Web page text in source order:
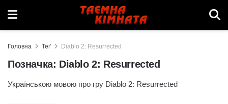
Головна Теґ Diablo 2: Resurrected
Позначка: Diablo 2: Resurrected
Українською мовою про гру Diablo 2: Resurrected